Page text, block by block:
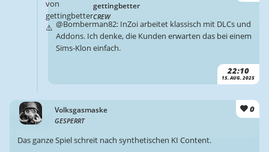
gettingbetter
CREW
22:10
15. AUG. 2025
@Bomberman82: InZoi arbeitet klassisch mit DLCs und
Addons. Ich denke, die Kunden erwarten das bei einem
Sims-Klon einfach.
Volksgasmaske
GESPERRT
0
Das ganze Spiel schreit nach synthetischen KI Content.